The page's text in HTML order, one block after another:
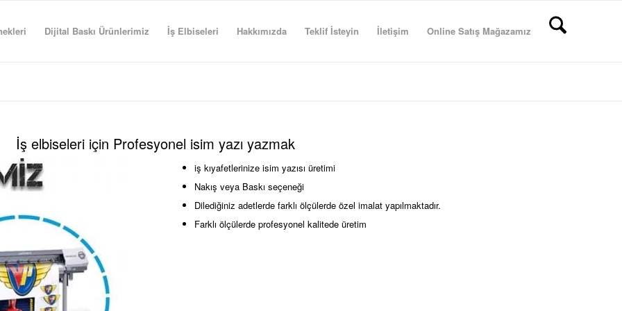
Dijital Baskı Ürünlerimiz İş Elbiseleri Hakkımızda Teklif İsteyin İletişim Online Satış Mağazamız
İş elbiseleri için Profesyonel isim yazı yazmak
iş kıyafetlerinize isim yazısı üretimi
Nakış veya Baskı seçeneği
Dilediğiniz adetlerde farklı ölçülerde özel imalat yapılmaktadır.
Farklı ölçülerde profesyonel kalitede üretim